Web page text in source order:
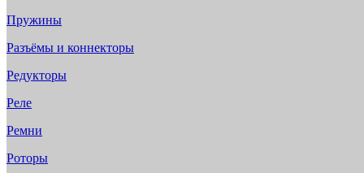
Пружины
Разъёмы и коннекторы
Редукторы
Реле
Ремни
Роторы